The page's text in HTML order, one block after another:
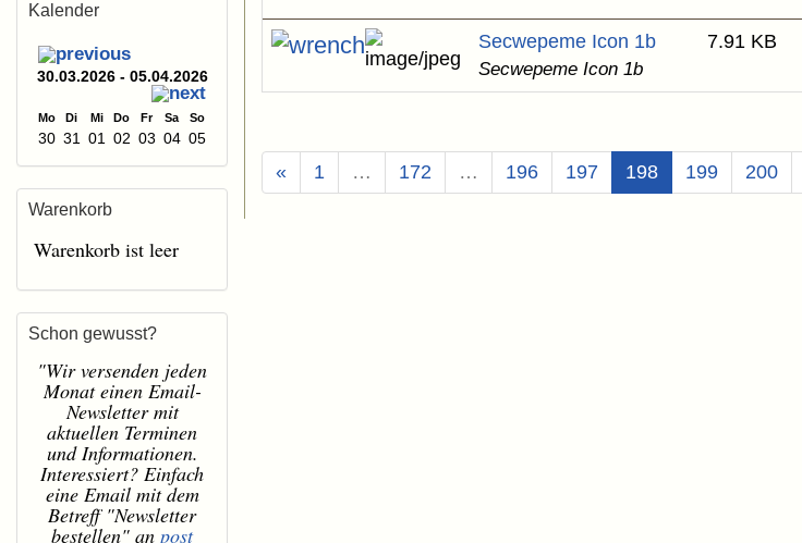
Secwepeme Icon 1b
Secwepeme Icon 1b
7.91 KB
« 1 … 172 … 196 197 198(Aktuell)
199 200
Kalender
30.03.2026 - 05.04.2026
Mo Di Mi Do Fr Sa So
30 31 01 02 03 04 05
Warenkorb
Warenkorb ist leer
Schon gewusst?
"Wir versenden jeden
Monat einen Email-
Newsletter mit
aktuellen Terminen
und Informationen.
Interessiert? Einfach
eine Email mit dem
Betreff "Newsletter
bestellen" an post